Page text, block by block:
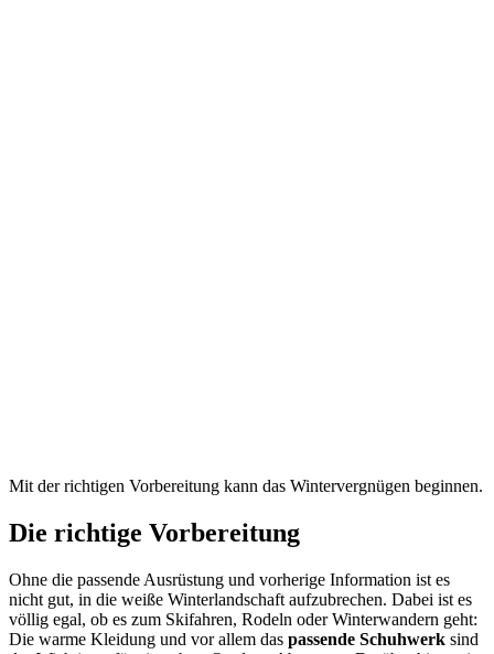
Mit der richtigen Vorbereitung kann das Wintervergnügen beginnen.
Die richtige Vorbereitung
Ohne die passende Ausrüstung und vorherige Information ist es
nicht gut, in die weiße Winterlandschaft aufzubrechen. Dabei ist es
völlig egal, ob es zum Skifahren, Rodeln oder Winterwandern geht:
Die warme Kleidung und vor allem das passende Schuhwerk sind